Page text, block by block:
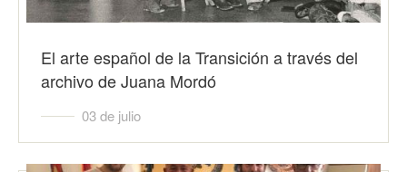
El arte español de la Transición a través del
archivo de Juana Mordó
03 de julio